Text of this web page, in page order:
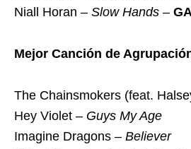
Niall Horan – Slow Hands –
Mejor Canción de
The Chainsmokers (feat.
Hey Violet – Guys My Age
Imagine Dragons – Believer